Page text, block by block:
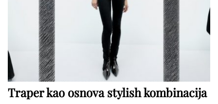
Traper kao osnova stylish kombinacija